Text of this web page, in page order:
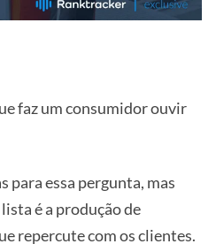
faz um consumidor ouvir
para essa pergunta, mas
é a produção de
repercute com os clientes.